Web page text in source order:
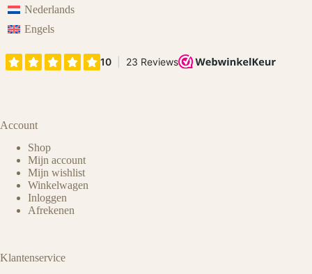
Nederlands
Engels
Account
Shop
Mijn account
Mijn wishlist
Winkelwagen
Inloggen
Afrekenen
Klantenservice